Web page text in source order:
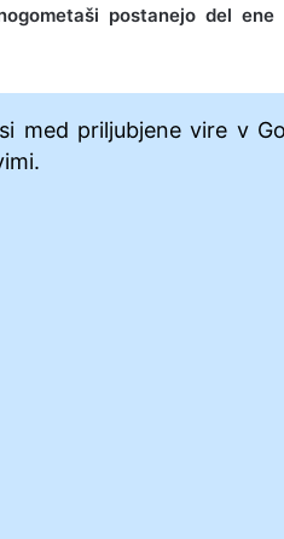
postanejo del
med priljubjene vire v